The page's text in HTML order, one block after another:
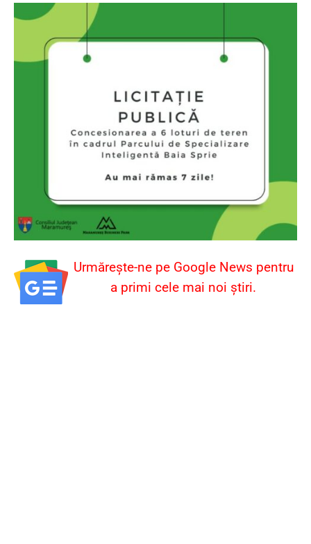
Urmărește-ne pe Google News pentru
a primi cele mai noi știri.